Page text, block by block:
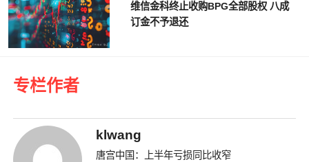
维信金科终止收购BPG全部股权 八成
订金不予退还
专栏作者
klwang
唐宫中国：上半年亏损同比收窄